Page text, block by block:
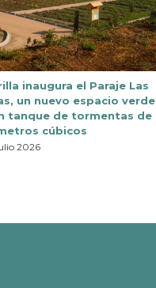
inaugura el Paraje Las
un nuevo espacio verde
tanque de tormentas de
cúbicos
2026